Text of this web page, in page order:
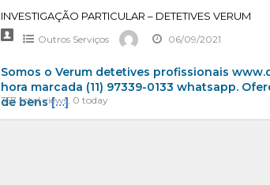
INVESTIGAÇÃO PARTICULAR – DETETIVES VERUM
Outros Serviços 06/09/2021
Somos o Verum detetives profissionais
hora marcada (11) 97339-0133 whatsapp.
de bens[…]
357 total views, 0 today